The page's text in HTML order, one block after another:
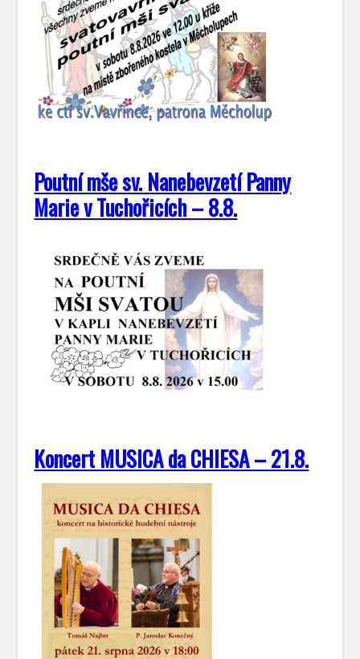
Poutní mše sv. Nanebevzetí Panny
Marie v Tuchořicích – 8.8.
Koncert MUSICA da CHIESA – 21.8.